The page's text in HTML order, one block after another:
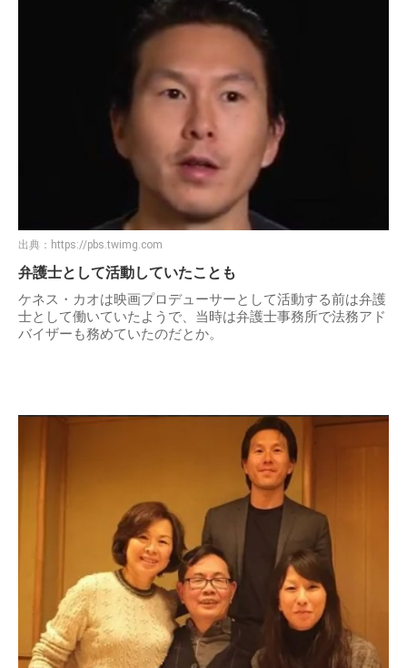
出典： https://pbs.twimg.com
弁護士として活動していたことも
ケネス・カオは映画プロデューサーとして活動する前は弁護
士として働いていたようで、当時は弁護士事務所で法務アド
バイザーも務めていたのだとか。